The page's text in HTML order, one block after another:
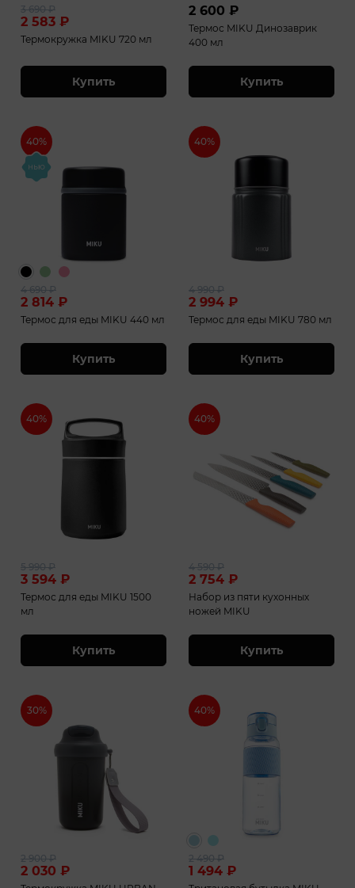
2 583 ₽
3 690₽
Термокружка MIKU 720 мл
Купить
2 600 ₽
Термос MIKU Динозаврик
400 мл
Купить
40%
2 814 ₽
4 690₽
Термос для еды MIKU 440 мл
Купить
40%
2 994 ₽
4 990₽
Термос для еды MIKU 780 мл
Купить
40%
3 594 ₽
5 990₽
Термос для еды MIKU 1500
мл
Купить
40%
2 754 ₽
4 590₽
Набор из пяти кухонных
ножей MIKU
Купить
30%
2 030 ₽
2 900₽
40%
1 494 ₽
2 490₽